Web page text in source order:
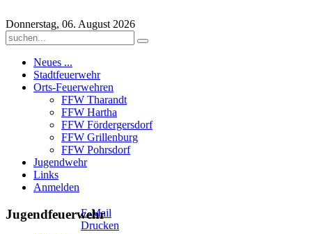
Donnerstag, 06. August 2026
Neues ...
Stadtfeuerwehr
Orts-Feuerwehren
FFW Tharandt
FFW Hartha
FFW Fördergersdorf
FFW Grillenburg
FFW Pohrsdorf
Jugendwehr
Links
Anmelden
E-Mail
Drucken
Jugendfeuerwehr